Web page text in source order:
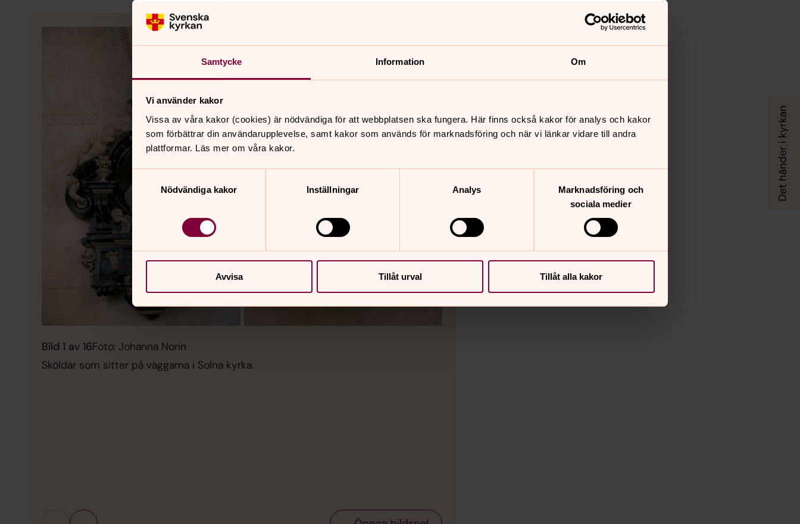
Samtycke Information Om
Vi använder kakor
Vissa av våra kakor (cookies) är nödvändiga för att webbplatsen ska fungera. Här finns också kakor för analys och kakor
som förbättrar din användarupplevelse, samt kakor som används för marknadsföring och när vi länkar vidare till andra
plattformar. Läs mer om våra kakor.
Nödvändiga kakor
Inställningar Analys
Marknadsföring och
sociala medier
Avvisa Tillåt urval Tillåt alla kakor
Bild 1 av 16Foto: Johanna Norin
Sköldar som sitter på väggarna i Solna kyrka.